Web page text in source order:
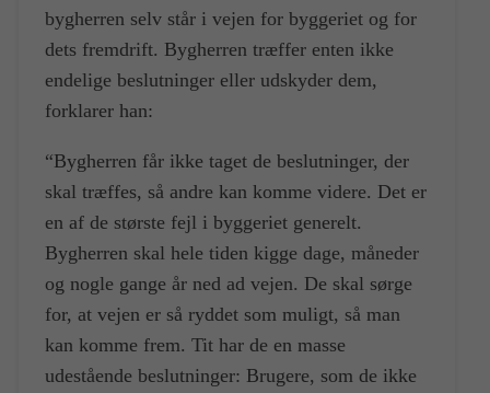
bygherren selv står i vejen for byggeriet og for
dets fremdrift. Bygherren træffer enten ikke
endelige beslutninger eller udskyder dem,
forklarer han:
“Bygherren får ikke taget de beslutninger, der
skal træffes, så andre kan komme videre. Det er
en af de største fejl i byggeriet generelt.
Bygherren skal hele tiden kigge dage, måneder
og nogle gange år ned ad vejen. De skal sørge
for, at vejen er så ryddet som muligt, så man
kan komme frem. Tit har de en masse
udestående beslutninger: Brugere, som de ikke